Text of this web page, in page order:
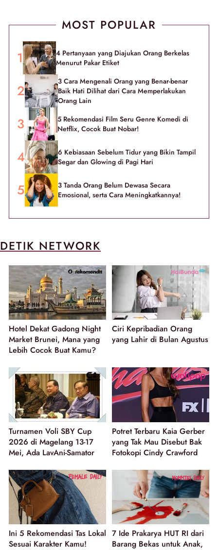
MOST POPULAR
4 Pertanyaan yang Diajukan Orang Berkelas
Menurut Pakar Etiket
3 Cara Mengenali Orang yang Benar-benar
Baik Hati Dilihat dari Cara Memperlakukan
Orang Lain
5 Rekomendasi Film Seru Genre Komedi di
Netflix, Cocok Buat Nobar!
6 Kebiasaan Sebelum Tidur yang Bikin Tampil
Segar dan Glowing di Pagi Hari
3 Tanda Orang Belum Dewasa Secara
Emosional, serta Cara Meningkatkannya!
DETIK NETWORK
Hotel Dekat Gadong Night
Market Brunei, Mana yang
Lebih Cocok Buat Kamu?
Ciri Kepribadian Orang
yang Lahir di Bulan Agustus
Turnamen Voli SBY Cup
2026 di Magelang 13-17
Mei, Ada LavAni-Samator
Potret Terbaru Kaia Gerber
yang Tak Mau Disebut Bak
Fotokopi Cindy Crawford
Ini 5 Rekomendasi Tas Lokal
Sesuai Karakter Kamu!
7 Ide Prakarya HUT RI dari
Barang Bekas untuk Anak,